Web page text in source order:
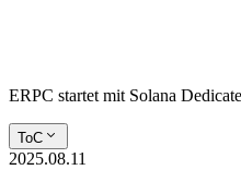
ERPC startet mit Solana
ToC
2025.08.11